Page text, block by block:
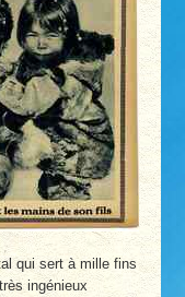
qui sert à mille fins
ingénieux